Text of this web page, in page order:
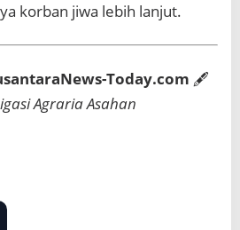
korban jiwa lebih lanjut.
Today.com 🖋️
Agraria Asahan